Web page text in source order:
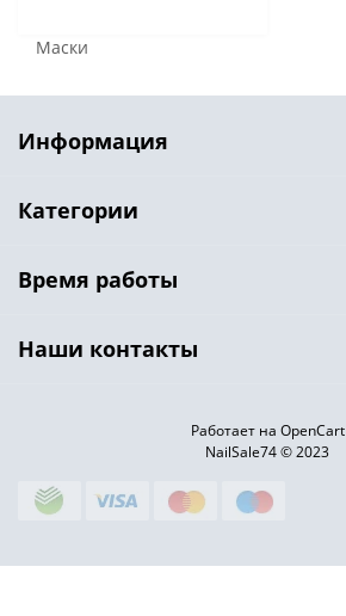
Маски
Информация
Категории
Время работы
Наши контакты
Работает на OpenCart
NailSale74 © 2023